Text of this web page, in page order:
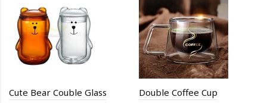
Cute Bear Couble Glass Double Coffee Cup